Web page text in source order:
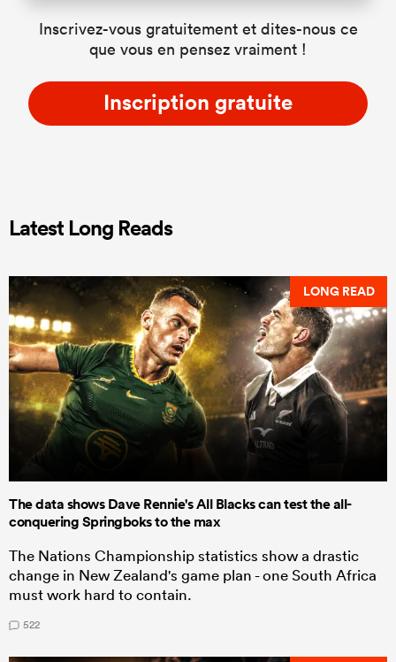
Inscrivez-vous gratuitement et dites-nous ce
que vous en pensez vraiment !
Inscription gratuite
Latest Long Reads
LONG READ
The data shows Dave Rennie's All Blacks can test the all-
conquering Springboks to the max
The Nations Championship statistics show a drastic
change in New Zealand's game plan - one South Africa
must work hard to contain.
522